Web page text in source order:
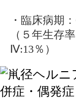
・臨床病
（５年生存
Ⅳ:13％）